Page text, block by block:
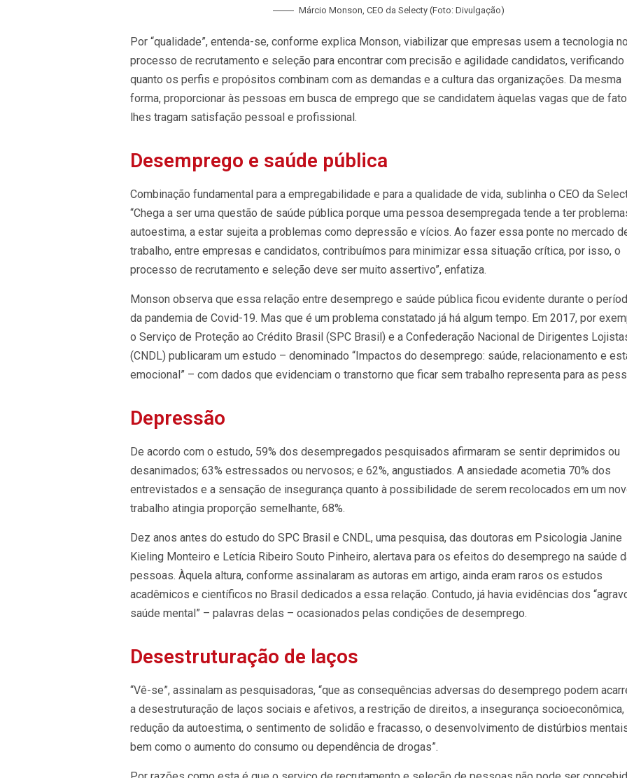
Márcio Monson, CEO da Selecty (Foto: Divulgação)
Por “qualidade”, entenda-se, conforme explica Monson, viabilizar que empresas usem a tecnologia
processo de recrutamento e seleção para encontrar com precisão e agilidade candidatos, verificando
quanto os perfis e propósitos combinam com as demandas e a cultura das organizações. Da mesma
forma, proporcionar às pessoas em busca de emprego que se candidatem àquelas vagas que de fato
lhes tragam satisfação pessoal e profissional.
Desemprego e saúde pública
Combinação fundamental para a empregabilidade e para a qualidade de vida, sublinha o CEO da
“Chega a ser uma questão de saúde pública porque uma pessoa desempregada tende a ter
autoestima, a estar sujeita a problemas como depressão e vícios. Ao fazer essa ponte no mercado
trabalho, entre empresas e candidatos, contribuímos para minimizar essa situação crítica, por isso, o
processo de recrutamento e seleção deve ser muito assertivo”, enfatiza.
Monson observa que essa relação entre desemprego e saúde pública ficou evidente durante o
da pandemia de Covid-19. Mas que é um problema constatado já há algum tempo. Em 2017, por
o Serviço de Proteção ao Crédito Brasil (SPC Brasil) e a Confederação Nacional de Dirigentes
(CNDL) publicaram um estudo – denominado “Impactos do desemprego: saúde, relacionamento e
emocional” – com dados que evidenciam o transtorno que ficar sem trabalho representa para as
Depressão
De acordo com o estudo, 59% dos desempregados pesquisados afirmaram se sentir deprimidos ou
desanimados; 63% estressados ou nervosos; e 62%, angustiados. A ansiedade acometia 70% dos
entrevistados e a sensação de insegurança quanto à possibilidade de serem recolocados em um
trabalho atingia proporção semelhante, 68%.
Dez anos antes do estudo do SPC Brasil e CNDL, uma pesquisa, das doutoras em Psicologia Janine
Kieling Monteiro e Letícia Ribeiro Souto Pinheiro, alertava para os efeitos do desemprego na saúde
pessoas. Àquela altura, conforme assinalaram as autoras em artigo, ainda eram raros os estudos
acadêmicos e científicos no Brasil dedicados a essa relação. Contudo, já havia evidências dos
saúde mental” – palavras delas – ocasionados pelas condições de desemprego.
Desestruturação de laços
“Vê-se”, assinalam as pesquisadoras, “que as consequências adversas do desemprego podem
a desestruturação de laços sociais e afetivos, a restrição de direitos, a insegurança socioeconômica,
redução da autoestima, o sentimento de solidão e fracasso, o desenvolvimento de distúrbios
bem como o aumento do consumo ou dependência de drogas”.